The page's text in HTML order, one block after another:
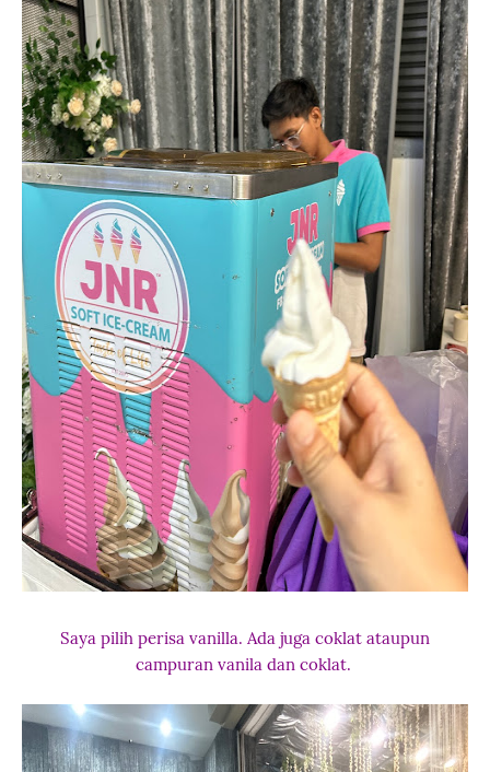
Saya pilih perisa vanilla. Ada juga coklat ataupun
campuran vanila dan coklat.